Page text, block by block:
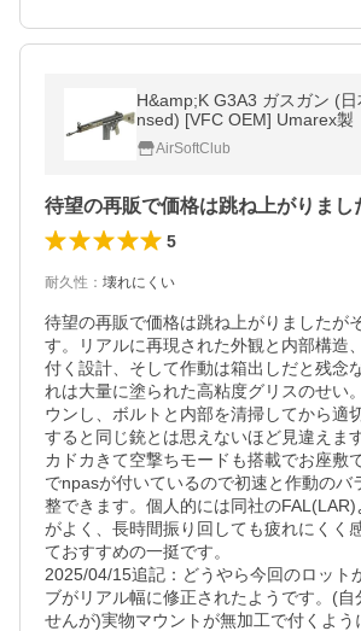
H&amp;K G3A3 ガスガン (
nsed) [VFC OEM] Umarex製
AirSoftClub
5
耐久性 ： 壊れにくい
待望の再販で価格は跳ね上がりましたが
す。リアルに再現された外観と内部構造
付く設計、そして作動は箱出しだと残念
れは大量に塗られた高粘度グリスのせい
ウンし、ボルトと内部を清掃してから適
すると同じ銃とは思えないほど見違えま
カドカきて空撃ちモードも搭載でお座敷
でnpasが付いているので初速と作動のバ
整できます。個人的には同社のFAL(LAR)
がよく、長時間振り回しても疲れにくく
ておすすめの一挺です。
2025/04/15追記：どうやら今回のロット
ブがリアル幅に修正されたようです。(自
せんが)実物マウントが無加工で付くよう